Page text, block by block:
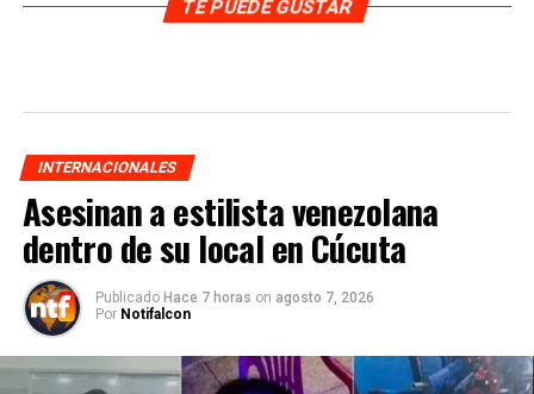
TE PUEDE GUSTAR
INTERNACIONALES
Asesinan a estilista venezolana
dentro de su local en Cúcuta
Publicado Hace 7 horas on agosto 7, 2026
Por Notifalcon